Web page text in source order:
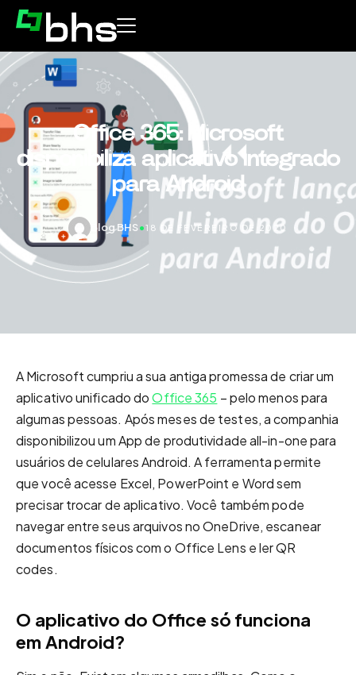
Office 365: Microsoft
disponibiliza aplicativo integrado
para Android
Blog BHS•18 DE FEVEREIRO DE 2020
A Microsoft cumpriu a sua antiga promessa de criar um
aplicativo unificado doOffice 365 – pelo menos para
algumas pessoas. Após meses de testes, a companhia
disponibilizou um App de produtividade all-in-one para
usuários de celulares Android. A ferramenta permite
que você acesse Excel, PowerPoint e Word sem
precisar trocar de aplicativo. Você também pode
navegar entre seus arquivos no OneDrive, escanear
documentos físicos com o Office Lens e ler QR
codes.
O aplicativo do Office só funciona
em Android?